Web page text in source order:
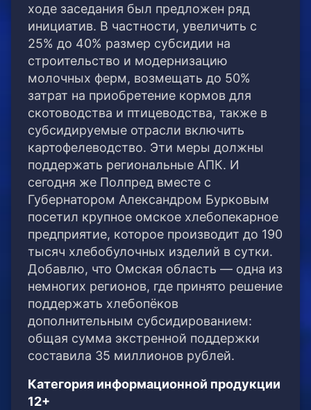
ходе заседания был предложен ряд
инициатив. В частности, увеличить с
25% до 40% размер субсидии на
строительство и модернизацию
молочных ферм, возмещать до 50%
затрат на приобретение кормов для
скотоводства и птицеводства, также в
субсидируемые отрасли включить
картофелеводство. Эти меры должны
поддержать региональные АПК. И
сегодня же Полпред вместе с
Губернатором Александром Бурковым
посетил крупное омское хлебопекарное
предприятие, которое производит до 190
тысяч хлебобулочных изделий в сутки.
Добавлю, что Омская область — одна из
немногих регионов, где принято решение
поддержать хлебопёков
дополнительным субсидированием:
общая сумма экстренной поддержки
составила 35 миллионов рублей.
Категория информационной продукции
12+